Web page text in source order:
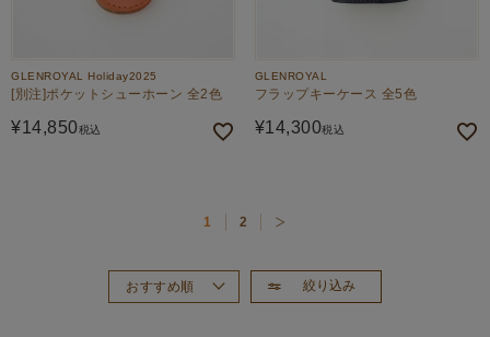
GLENROYAL Holiday2025
[別注]ポケットシューホーン 全2色
¥14,850税込
GLENROYAL
フラップキーケース 全5色
¥14,300税込
絞り込み
おすすめ順
1 2